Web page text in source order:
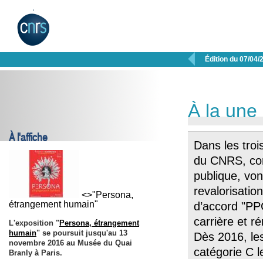
 Édition du 07/04/
À l'affiche
<>"Persona,
étrangement humain"
L'exposition "Persona, étrangement
humain" se poursuit jusqu'au 13
novembre 2016 au Musée du Quai
Branly à Paris.
À la une
Dans les
du CNRS,
publique,
d’accord
carrière et
Dès 2016,
catégorie C